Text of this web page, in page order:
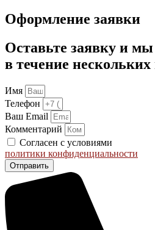
Оформление заявки
Оставьте заявку и
в течение
Имя
Телефон
Ваш Email
Комментарий
Согласен с условиями
политики конфиденциальности
Отправить